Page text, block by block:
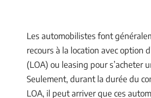
Les automobilistes font
recours à la location avec option
(LOA) ou leasing pour s’acheter
Seulement, durant la durée du
LOA, il peut arriver que ces